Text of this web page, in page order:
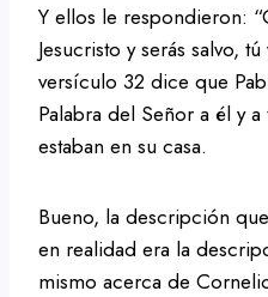
Y ellos le respondieron:
Jesucristo y serás salvo,
versículo 32 dice que
Palabra del Señor a él y
estaban en su casa.
Bueno, la descripción
en realidad era la
mismo acerca de